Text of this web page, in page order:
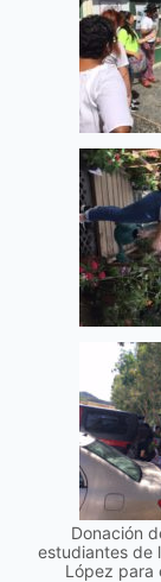
Donación
estudiantes de
López para